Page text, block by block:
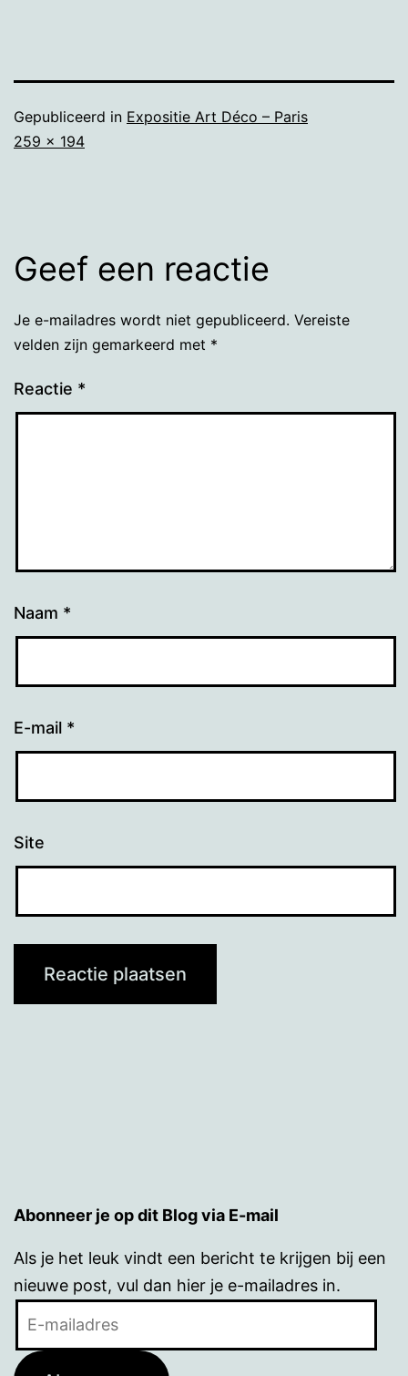
Gepubliceerd in Expositie Art Déco – Paris
Volledige
259 × 194
Geef een reactie
Je e-mailadres wordt niet gepubliceerd. Vereiste
velden zijn gemarkeerd met *
Reactie *
Naam *
E-mail *
Site
Abonneer je op dit Blog via E-mail
Als je het leuk vindt een bericht te krijgen bij een
nieuwe post, vul dan hier je e-mailadres in.